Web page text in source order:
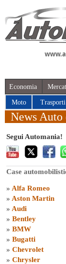
Economia
Moto Trasporti
News
Segui Automania!
Case
» Alfa Romeo
» Aston Martin
» Audi
» Bentley
» BMW
» Bugatti
» Chevrolet
» Chrysler